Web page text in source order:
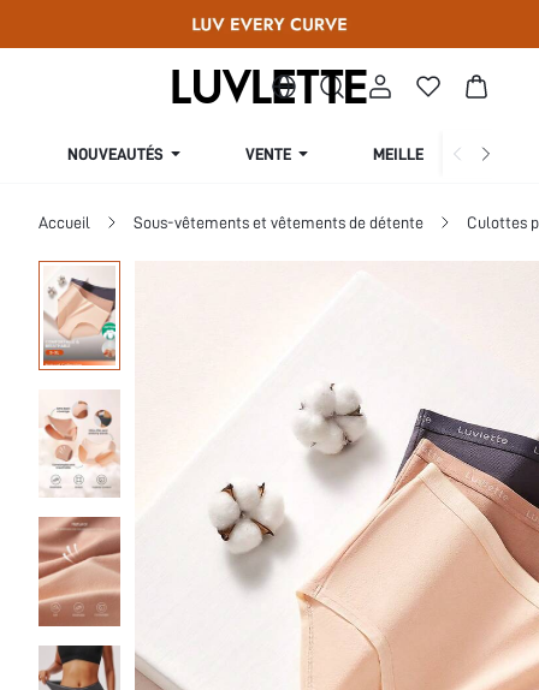
NOUVEAUTÉS VENTE MEILLEURES VENTES
Accueil Sous-vêtements et vêtements de détente Culottes